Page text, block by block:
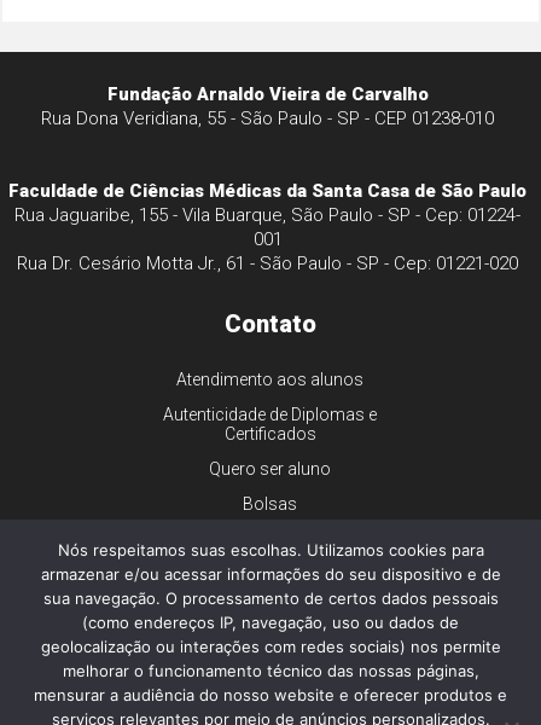
Fundação Arnaldo Vieira de Carvalho
Rua Dona Veridiana, 55 - São Paulo - SP - CEP 01238-010
Faculdade de Ciências Médicas da Santa Casa de São Paulo
Rua Jaguaribe, 155 - Vila Buarque, São Paulo - SP - Cep: 01224-
001
Rua Dr. Cesário Motta Jr., 61 - São Paulo - SP - Cep: 01221-020
Contato
Atendimento aos alunos
Autenticidade de Diplomas e
Certificados
Quero ser aluno
Bolsas
Trabalhe conosco
Imprensa
Ouvidoria
Dúvidas gerais
Nós respeitamos suas escolhas. Utilizamos cookies para
armazenar e/ou acessar informações do seu dispositivo e de
sua navegação. O processamento de certos dados pessoais
(como endereços IP, navegação, uso ou dados de
geolocalização ou interações com redes sociais) nos permite
melhorar o funcionamento técnico das nossas páginas,
mensurar a audiência do nosso website e oferecer produtos e
serviços relevantes por meio de anúncios personalizados.